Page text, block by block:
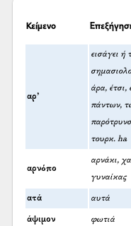
Κείμενο
αρ’
εισάγει ή
άρα, έτσι,
πάντων,
τουρκ. ha
αρνόπο
αρνάκι,
γυναίκας
ατά αυτά
άψιμον φωτιά